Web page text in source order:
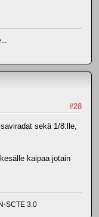
#28
sekä 1/8:lle,
kaipaa jotain
SCTE 3.0